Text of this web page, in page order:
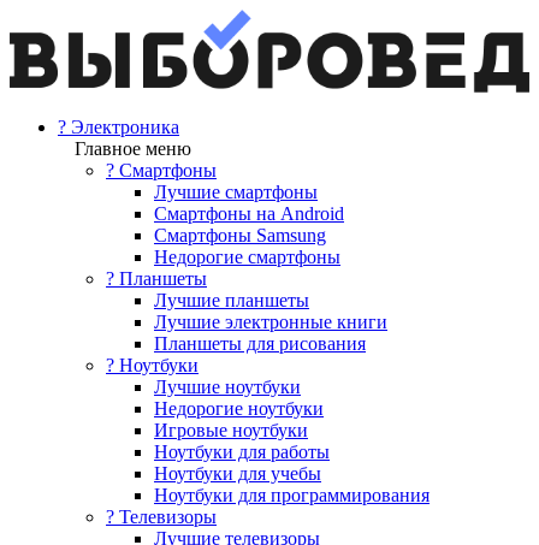
? Электроника
Главное меню
? Смартфоны
Лучшие смартфоны
Смартфоны на Android
Смартфоны Samsung
Недорогие смартфоны
? Планшеты
Лучшие планшеты
Лучшие электронные книги
Планшеты для рисования
? Ноутбуки
Лучшие ноутбуки
Недорогие ноутбуки
Игровые ноутбуки
Ноутбуки для работы
Ноутбуки для учебы
Ноутбуки для программирования
? Телевизоры
Лучшие телевизоры